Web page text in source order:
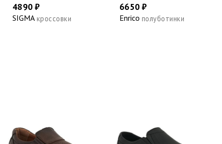
4890 ₽
SIGMA кроссовки
6650 ₽
Enrico полуботинки